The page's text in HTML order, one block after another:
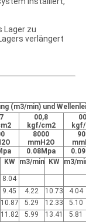
Lager zu
verlängert
(m3/min) und
2
00,8
kgf/cm2
2O
8000
mmH 2O
0.08Mpa
KW m3/min KW m3/
8.04
9.45 4.22 10.73
4.04
10.87 5.29 12.33
5.10
11.82 5.99 13.41
5.81